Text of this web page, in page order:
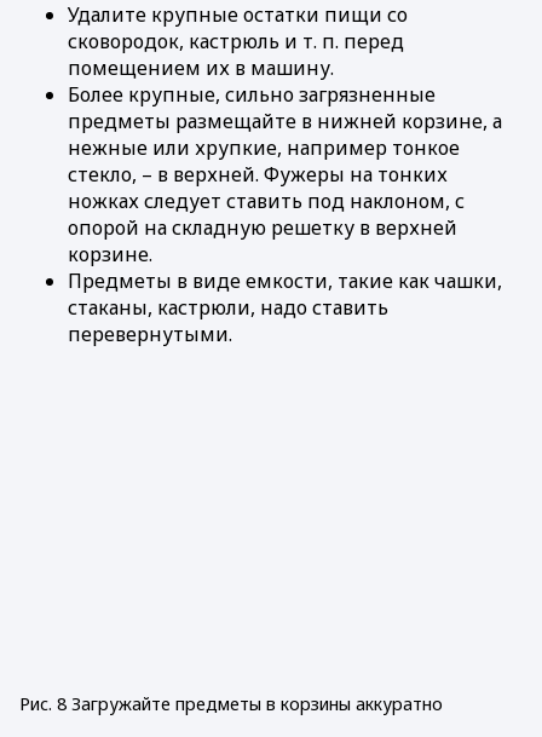
Удалите крупные остатки пищи со
сковородок, кастрюль и т. п. перед
помещением их в машину.
Более крупные, сильно загрязненные
предметы размещайте в нижней корзине, а
нежные или хрупкие, например тонкое
стекло, – в верхней. Фужеры на тонких
ножках следует ставить под наклоном, с
опорой на складную решетку в верхней
корзине.
Предметы в виде емкости, такие как чашки,
стаканы, кастрюли, надо ставить
перевернутыми.
Рис. 8 Загружайте предметы в корзины аккуратно